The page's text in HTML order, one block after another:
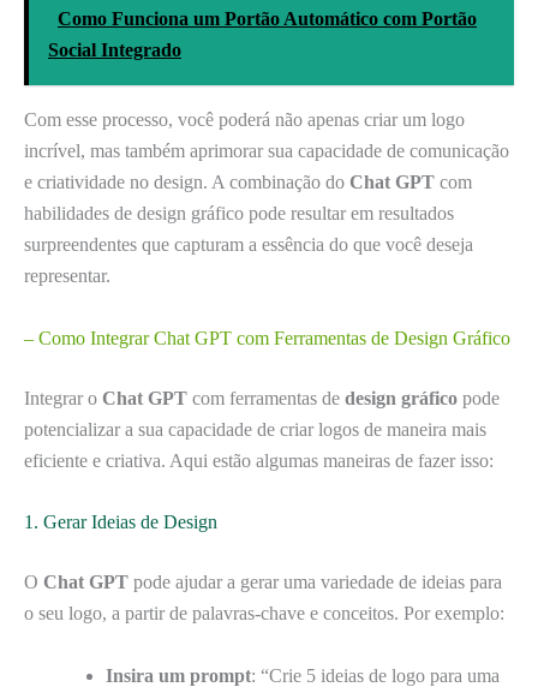
Como Funciona um Portão Automático com Portão
Social Integrado
Com esse processo, você poderá não apenas criar um logo
incrível, mas também aprimorar sua capacidade de comunicação
e criatividade no design. A combinação do Chat GPT com
habilidades de design gráfico pode resultar em resultados
surpreendentes que capturam a essência do que você deseja
representar.
– Como Integrar Chat GPT com Ferramentas de Design Gráfico
Integrar o Chat GPT com ferramentas de design gráfico pode
potencializar a sua capacidade de criar logos de maneira mais
eficiente e criativa. Aqui estão algumas maneiras de fazer isso:
1. Gerar Ideias de Design
O Chat GPT pode ajudar a gerar uma variedade de ideias para
o seu logo, a partir de palavras-chave e conceitos. Por exemplo:
Insira um prompt: “Crie 5 ideias de logo para uma